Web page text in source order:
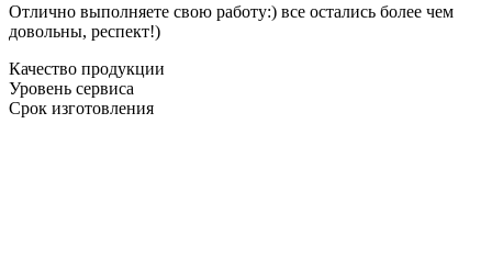
Отлично выполняете свою работу:) все остались более чем
довольны, респект!)
Качество продукции
Уровень сервиса
Срок изготовления